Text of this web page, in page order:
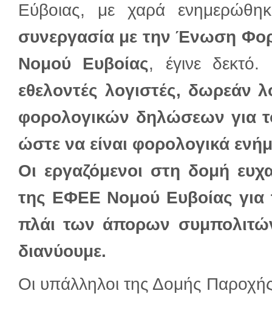
Εύβοιας, με χαρά
συνεργασία με την Ένωση
Νομού Ευβοίας, έγινε δεκτό.
εθελοντές λογιστές, δωρεάν
φορολογικών δηλώσεων για
ώστε να είναι φορολογικά
Οι εργαζόμενοι στη δομή
της ΕΦΕΕ Νομού Ευβοίας
πλάι των άπορων
διανύουμε.
Οι υπάλληλοι της Δομής